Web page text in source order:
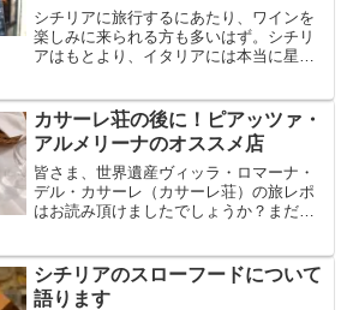
シチリアに旅行するにあたり、ワインを
楽しみに来られる方も多いはず。シチリ
アはもとより、イタリアには本当に星の
ラルワイン」が世界中で注目を集めてい
ると聞きます。が、そんなナ...
カサーレ荘の後に！ピアッツァ・
アルメリーナのオススメ店
皆さま、世界遺産ヴィッラ・ロマーナ・
デル・カサーレ（カサーレ荘）の旅レポ
はお読み頂けましたでしょうか？まだの
いのがグルメ。カサーレ荘のモザイク画
をじっくり見たあとはお腹も...
シチリアのスローフードについて
語ります